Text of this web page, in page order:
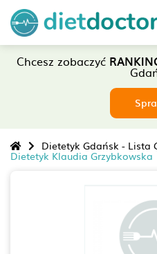
Chcesz zobaczyć
Dietetyk Gdańsk - Lista
Dietetyk Klaudia Grzybkowska